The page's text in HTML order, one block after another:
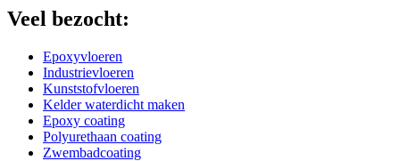
Veel bezocht:
Epoxyvloeren
Industrievloeren
Kunststofvloeren
Kelder waterdicht maken
Epoxy coating
Polyurethaan coating
Zwembadcoating